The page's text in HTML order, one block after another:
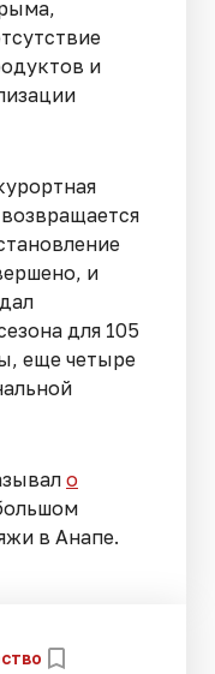
и
и
для 105
еще четыре
о
в Анапе.